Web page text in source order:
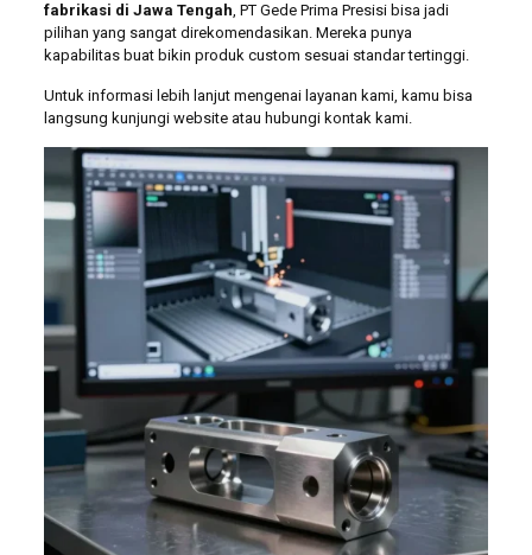
fabrikasi di Jawa Tengah, PT Gede Prima Presisi bisa jadi
pilihan yang sangat direkomendasikan. Mereka punya
kapabilitas buat bikin produk custom sesuai standar tertinggi.
Untuk informasi lebih lanjut mengenai layanan kami, kamu bisa
langsung kunjungi website atau hubungi kontak kami.